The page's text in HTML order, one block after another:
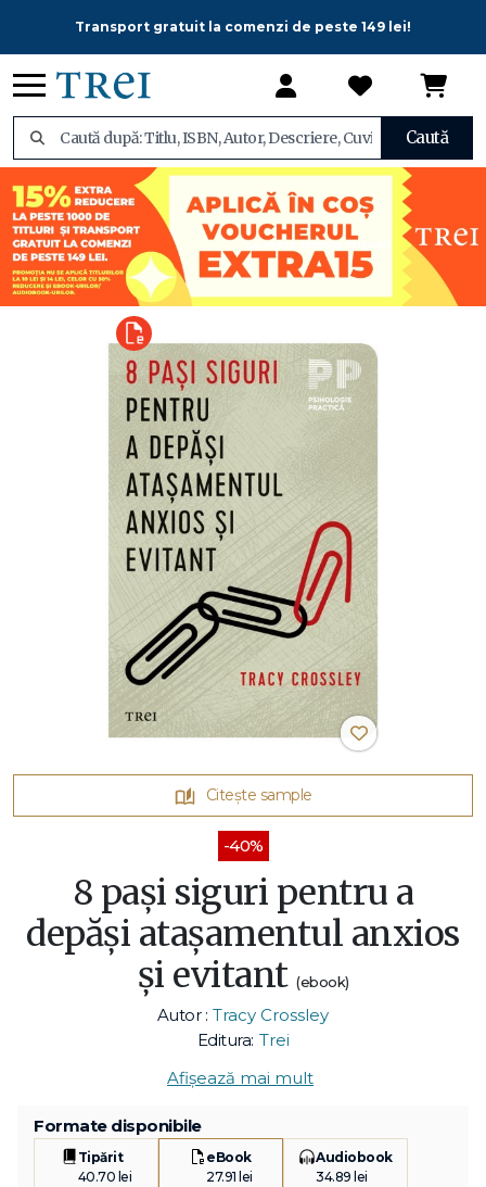
Transport gratuit la comenzi de peste 149 lei!
Caută
Citește sample
-40%
8 pași siguri pentru a
depăși atașamentul anxios
și evitant (ebook)
Autor : Tracy Crossley
Editura: Trei
Afișează mai mult
Formate disponibile
Tipărit
40.70 lei
eBook
27.91 lei
Audiobook
34.89 lei